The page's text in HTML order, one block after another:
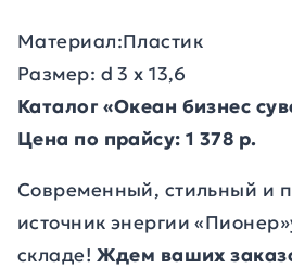
Материал:Пластик
Размер: d 3 х 13,6
Каталог «Океан бизнес
Цена по прайсу: 1 378 р.
Современный, стильный и
источник энергии
складе! Ждем ваших